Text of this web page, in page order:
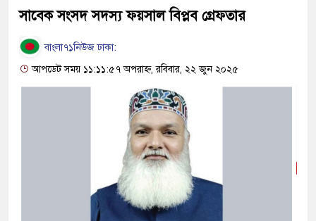
সাবেক সংসদ সদস্য ফয়সাল বিপ্লব গ্রেফতার
বাংলা৭১নিউজ ঢাকা:
আপডেট সময় ১১:১১:৫৭ অপরাহ্ন, রবিবার, ২২ জুন ২০২৫